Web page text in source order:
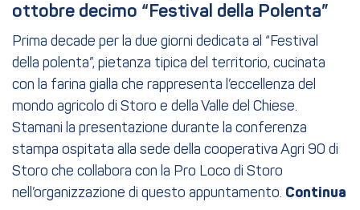
ottobre decimo “Festival della Polenta”
Prima decade per la due giorni dedicata al “Festival
della polenta”, pietanza tipica del territorio, cucinata
con la farina gialla che rappresenta l’eccellenza del
mondo agricolo di Storo e della Valle del Chiese.
Stamani la presentazione durante la conferenza
stampa ospitata alla sede della cooperativa Agri 90 di
Storo che collabora con la Pro Loco di Storo
nell’organizzazione di questo appuntamento.